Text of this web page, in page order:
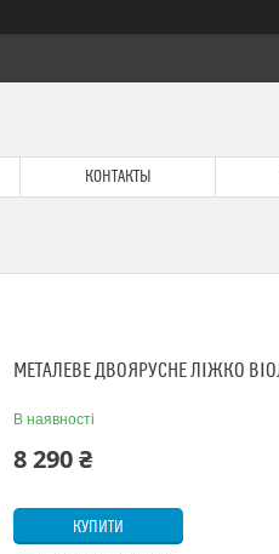
КОНТАКТЫ
МЕТАЛЕВЕ ДВОЯРУСНЕ ЛІЖКО
В наявності
8 290 ₴
КУПИТИ